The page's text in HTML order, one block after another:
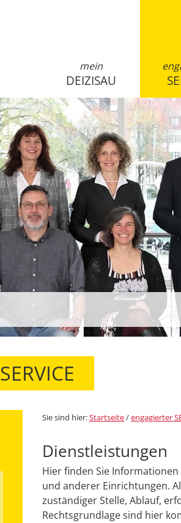
mein
DEIZISAU
Sie sind hier:Startseite/engagierter
Dienstleistungen
Hier finden Sie
und anderer Einrichtungen.
zuständiger Stelle, Ablauf,
Rechtsgrundlage sind hier